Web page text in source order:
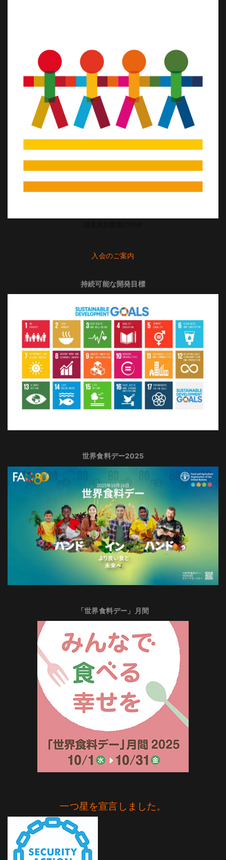
入会のご案内
持続可能な開発目標
世界食料デー2025
「世界食料デー」月間
一つ星を宣言しました。